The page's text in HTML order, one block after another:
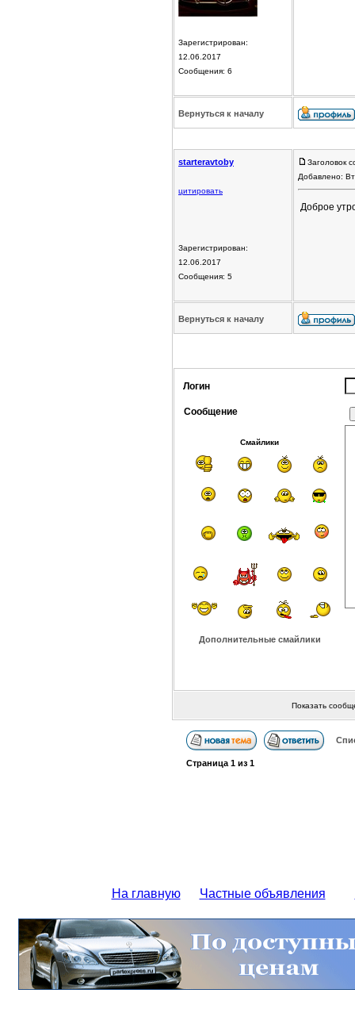
Зарегистрирован:
12.06.2017
Сообщения: 6
Вернуться к началу
starteravtoby
цитировать
Зарегистрирован:
12.06.2017
Сообщения: 5
Заголовок
Добавлено:
Доброе
Вернуться к началу
Логин
Сообщение
Смайлики
Дополнительные смайлики
Показать
Страница 1из 1
На главную Частные объявления